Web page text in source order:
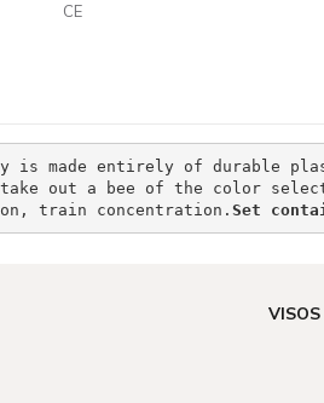
CE
is made entirely of durable
out a bee of the color
train concentration. Set
VISOS